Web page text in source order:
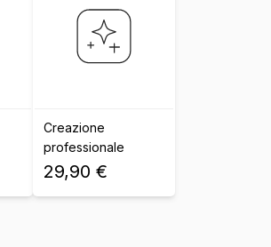
Creazione
professionale
29,90 €